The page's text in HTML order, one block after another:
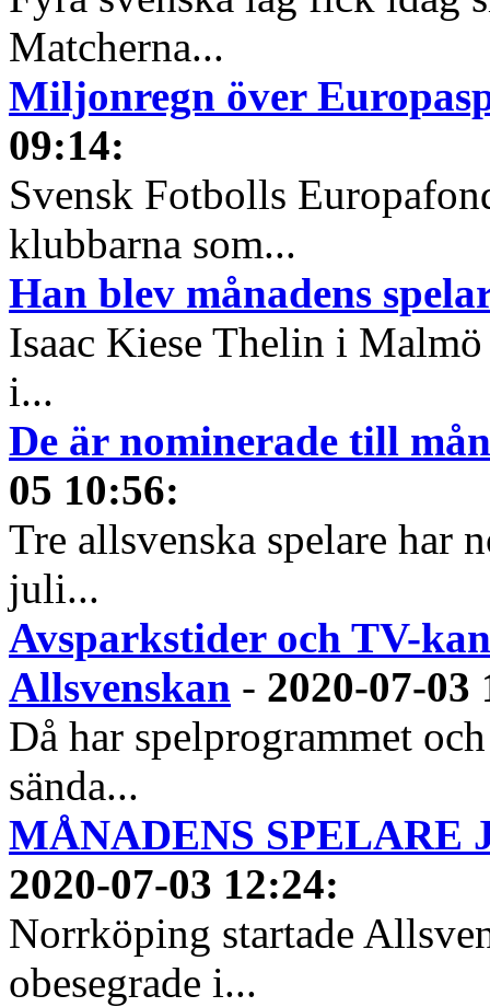
Matcherna...
Miljonregn över
09:14:
Svensk Fotbolls
klubbarna som...
Han blev månadens
Isaac Kiese Thelin i
i...
De är nominerade till
05 10:56:
Tre allsvenska spelare har
juli...
Avsparkstider och TV-
Allsvenskan - 2020-07-03
Då har spelprogrammet
sända...
MÅNADENS SPELARE
2020-07-03 12:24:
Norrköping startade
obesegrade i...